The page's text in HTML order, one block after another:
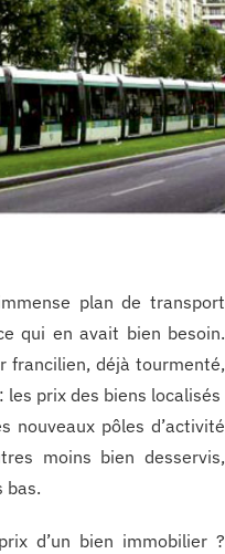
plan de transport
qui en avait bien besoin.
francilien, déjà tourmenté,
les prix des biens localisés
nouveaux pôles d’activité
moins bien desservis,
bas.
d’un bien immobilier ?